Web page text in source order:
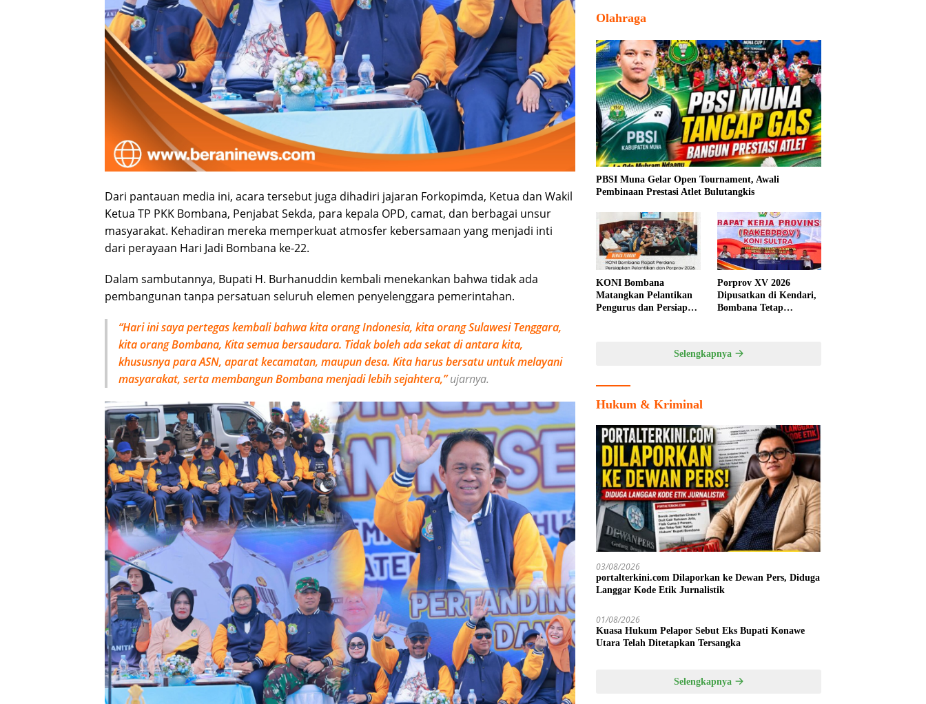
Dari pantauan media ini, acara tersebut juga dihadiri jajaran Forkopimda, Ketua dan Wakil
Ketua TP PKK Bombana, Penjabat Sekda, para kepala OPD, camat, dan berbagai unsur
masyarakat. Kehadiran mereka memperkuat atmosfer kebersamaan yang menjadi inti
dari perayaan Hari Jadi Bombana ke-22.
Dalam sambutannya, Bupati H. Burhanuddin kembali menekankan bahwa tidak ada
pembangunan tanpa persatuan seluruh elemen penyelenggara pemerintahan.
“Hari ini saya pertegas kembali bahwa kita orang Indonesia, kita orang Sulawesi Tenggara,
kita orang Bombana, Kita semua bersaudara. Tidak boleh ada sekat di antara kita,
khususnya para ASN, aparat kecamatan, maupun desa. Kita harus bersatu untuk melayani
masyarakat, serta membangun Bombana menjadi lebih sejahtera,”ujarnya.
Olahraga
PBSI Muna Gelar Open Tournament, Awali
Pembinaan Prestasi Atlet Bulutangkis
KONI Bombana
Matangkan Pelantikan
Pengurus dan Persiapan
Porprov XV 2026
Dipusatkan di Kendari,
Bombana Tetap
Selengkapnya
Hukum & Kriminal
03/08/2026
portalterkini.com Dilaporkan ke Dewan Pers, Diduga
Langgar Kode Etik Jurnalistik
01/08/2026
Kuasa Hukum Pelapor Sebut Eks Bupati Konawe
Utara Telah Ditetapkan Tersangka
Selengkapnya